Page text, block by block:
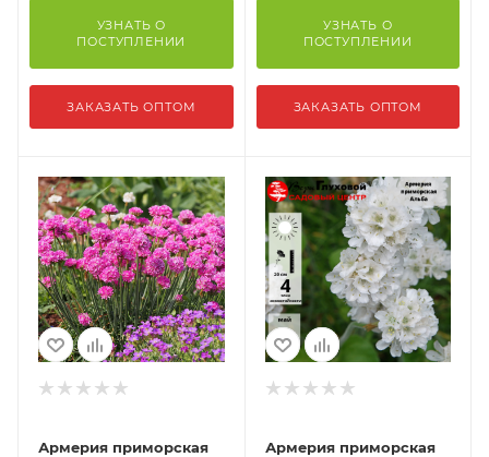
УЗНАТЬ О
ПОСТУПЛЕНИИ
ЗАКАЗАТЬ ОПТОМ
УЗНАТЬ О
ПОСТУПЛЕНИИ
ЗАКАЗАТЬ ОПТОМ
Армерия приморская Армерия приморская